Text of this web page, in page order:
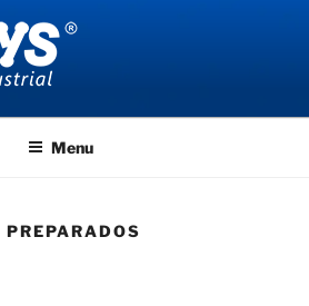
Menu